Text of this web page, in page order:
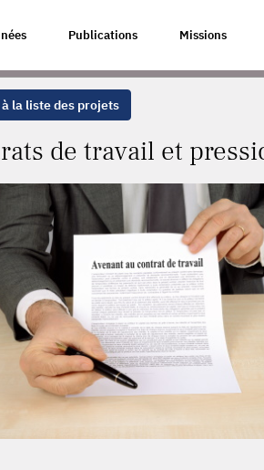
Publications Missions
SOCIALE
la liste des projets
de travail et